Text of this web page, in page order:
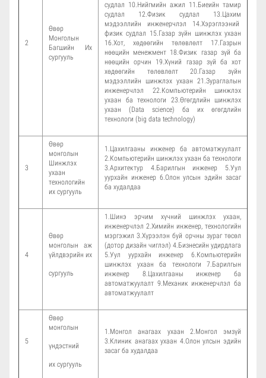
2
Өвөр
Монголын
Багшийн Их
сургууль
судлал 10.Нийгмийн ажил 11.Биеийн тамир
судлал 12.Физик судлал 13.Цахим
мэдээллийн инженерчлэл 14.Хэрэглээний
физик судлал 15.Газар зүйн шинжлэх ухаан
16.Хот, хөдөөгийн төлөвлөлт 17.Газрын
нөөцийн менежмент 18.Физик газар зүй ба
нөөцийн орчин 19.Хүний газар зүй ба хот
хөдөөгийн төлөвлөлт 20.Газар зүйн
мэдээллийн шинжлэх ухаан 21.Зураглалын
инженерчлэл 22.Компьютерийн шинжлэх
ухаан ба технологи 23.Өгөгдлийн шинжлэх
ухаан (Data science) ба их өгөгдлийн
технологи (big data technology)
3
Өвөр
монголын
Шинжлэх
ухаан
технологийн
их сургууль
1.Цахилгааны инженер ба автоматжуулалт
2.Компьютерийн шинжлэх ухаан ба технологи
3.Архитектур 4.Барилгын инженер 5.Уул
уурхайн инженер 6.Олон улсын эдийн засаг
ба худалдаа
4
Өвөр
монголын аж
үйлдвэрийн их
сургууль
1.Шинэ эрчим хүчний шинжлэх ухаан,
инженерчлэл 2.Химийн инженер, технологийн
мэргэжил 3.Хүрээлэн буй орчны зураг төсөл
(дотор дизайн чиглэл) 4.Бизнесийн удирдлага
5.Уул уурхайн инженер 6.Компьютерийн
шинжлэх ухаан ба технологи 7.Барилгын
инженер 8.Цахилгааны инженер ба
автоматжуулалт 9.Механик инженерчлэл ба
автоматжуулалт
5
Өвөр
монголын
үндэстний
их сургууль
1.Монгол анагаах ухаан 2.Монгол эмзүй
3.Клиник анагаах ухаан 4.Олон улсын эдийн
засаг ба худалдаа